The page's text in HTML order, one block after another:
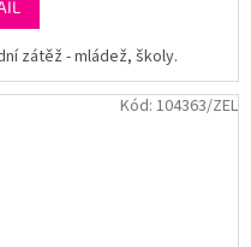
zátěž - mládež, školy.
Kód: 104363/ZEL